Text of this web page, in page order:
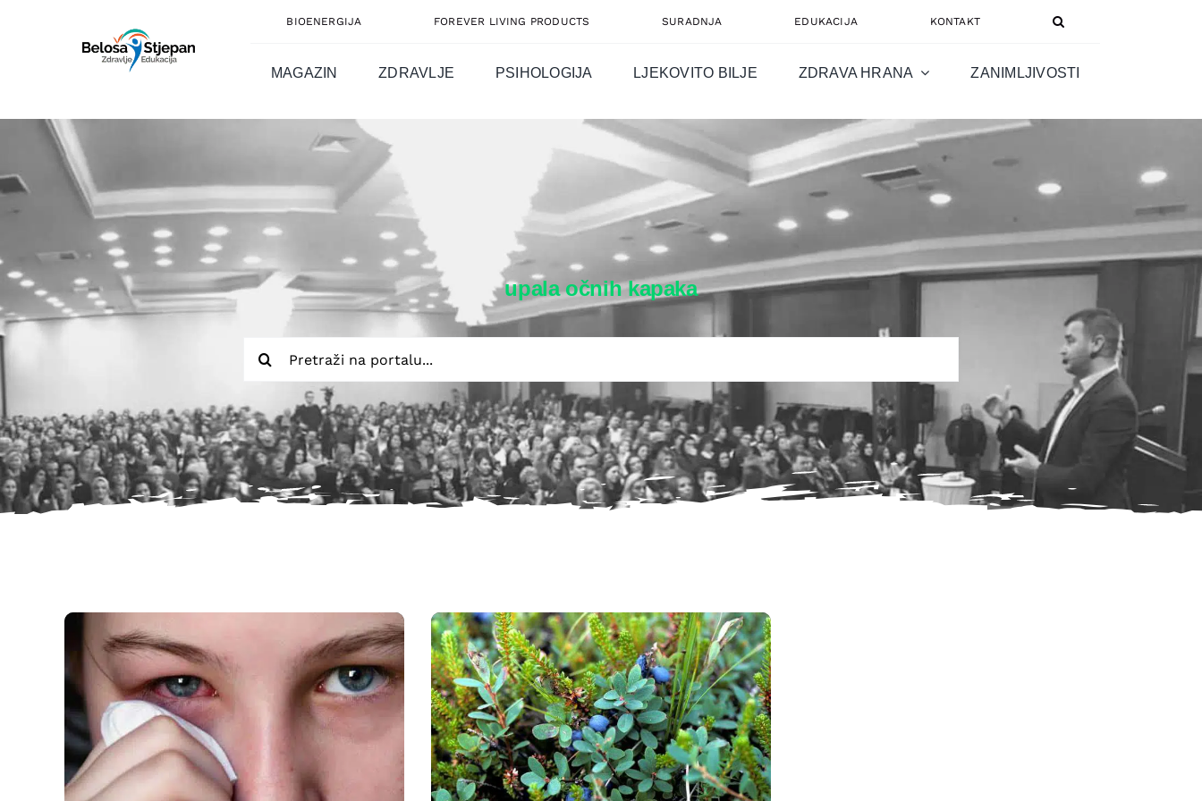
BIOENERGIJA FOREVER LIVING PRODUCTS SURADNJA EDUKACIJA KONTAKT
MAGAZIN ZDRAVLJE PSIHOLOGIJA LJEKOVITO BILJE ZDRAVA HRANA ZANIMLJIVOSTI
upala očnih kapaka